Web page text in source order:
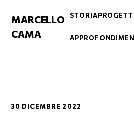
MARCELLO
CAMA
STORIA
30 DICEMBRE 2022